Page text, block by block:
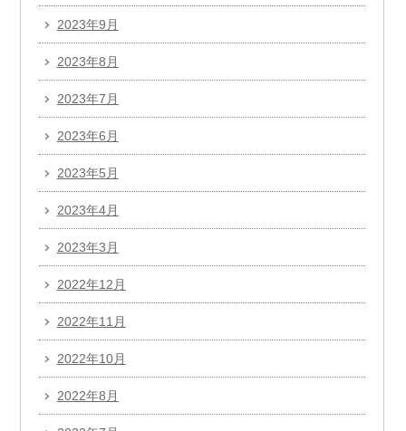
2023年9月
2023年8月
2023年7月
2023年6月
2023年5月
2023年4月
2023年3月
2022年12月
2022年11月
2022年10月
2022年8月